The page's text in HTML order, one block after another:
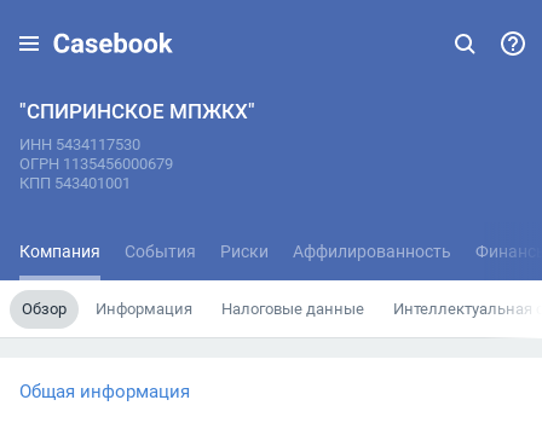
"СПИРИНСКОЕ МПЖКХ"
ИНН 5434117530
ОГРН 1135456000679
КПП 543401001
Компания События Риски Аффилированность
Обзор Информация Налоговые данные Интеллектуальная
Общая информация